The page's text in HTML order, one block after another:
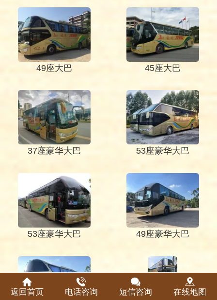
49座大巴 45座大巴
37座豪华大巴 53座豪华大巴
53座豪华大巴 49座豪华大巴
返回首页 电话咨询 短信咨询 在线地图